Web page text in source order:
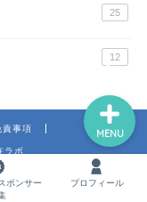
25
12
責事項
ボ
ポンサー
プロフィール
MENU